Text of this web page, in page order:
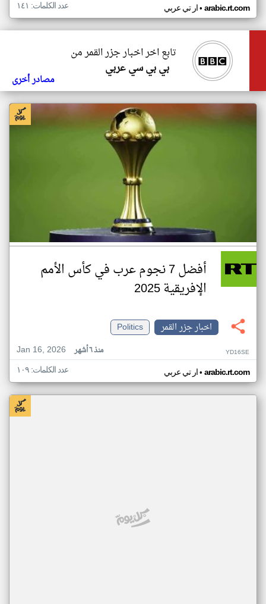
ار تي عربي• arabic.rt.com عدد الكلمات: ١٤١
تابع اخر اخبار جزر القمر من
بي بي سي عربي
مصادر أخرى
أفضل 7 نجوم عرب في كأس الأمم
الإفريقية 2025
اخبار جزر القمر
Politics
Jan 16, 2026
منذ ٦ أشهر YD16SE
ار تي عربي• arabic.rt.com عدد الكلمات: ١٠٩